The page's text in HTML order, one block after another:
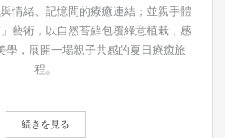
情緒、記憶間的療癒連結；並親手體
藝術，以自然苔蘚包覆綠意植栽，感
學，展開一場親子共感的夏日療癒旅
程。
続きを見る